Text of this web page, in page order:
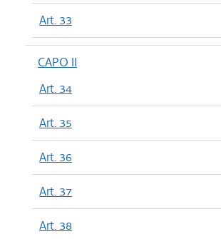
Art. 33
CAPO II
Art. 34
Art. 35
Art. 36
Art. 37
Art. 38